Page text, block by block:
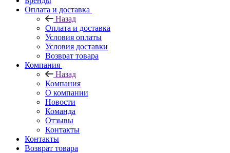
Оплата и доставка
Назад
Оплата и доставка
Условия оплаты
Условия доставки
Возврат товара
Компания
Назад
Компания
О компании
Новости
Команда
Отзывы
Контакты
Контакты
Возврат товара